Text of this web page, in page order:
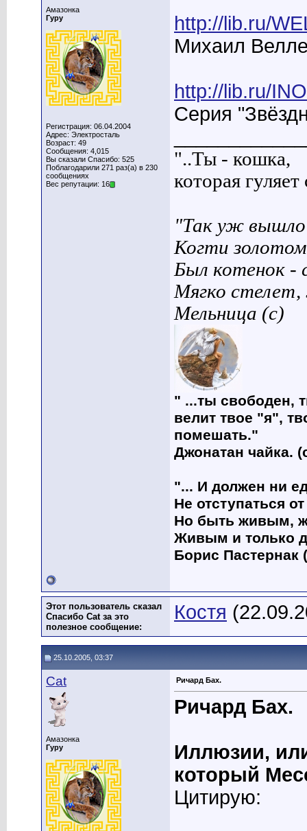
Амазонка
Гуру
Регистрация: 06.04.2004
Адрес: Электросталь
Возраст: 49
Сообщения: 4,015
Вы сказали Спасибо: 525
Поблагодарили 271 раз(а) в 230
сообщениях
Вес репутации: 16
http://lib.ru/
Михаил
http://lib.ru/
Серия
"..Ты - кошка,
которая
"Так уж вышло
Когти
Был котенок -
Мягко
Мельница (с)
" ...ты свободен,
велит твое "я",
помешать."
Джонатан чайка.
"... И должен ни
Не отступаться
Но быть живым,
Живым и только
Борис Пастернак
Этот пользователь сказал
Спасибо Cat за это
полезное сообщение:
Костя
25.10.2005, 03:37
Cat
Амазонка
Гуру
Ричард Бах.
Ричард Бах.
Иллюзии,
который
Цитирую: